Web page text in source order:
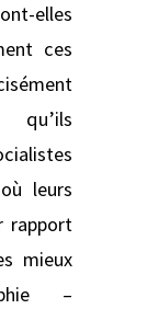
elles
ces
qu’ils
leurs
rapport
mieux
–